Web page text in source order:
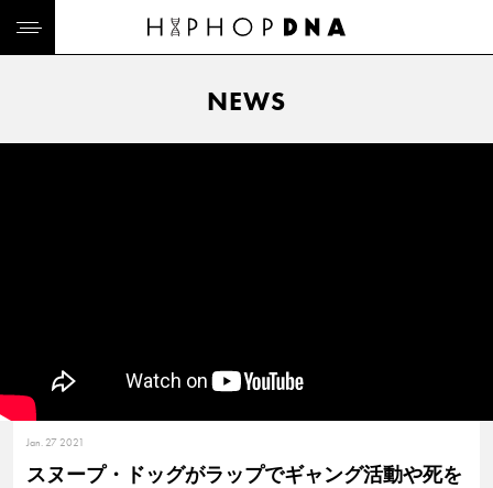
NEWS
Jan. 27 2021
スヌープ・ドッグがラップでギャング活動や死を